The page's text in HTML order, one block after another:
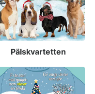
Pälskvartetten